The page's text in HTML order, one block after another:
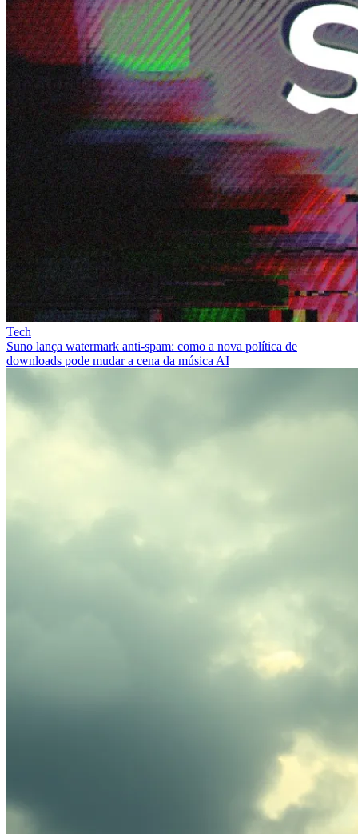
Tech
Suno lança watermark anti-spam: como a nova política de
downloads pode mudar a cena da música AI